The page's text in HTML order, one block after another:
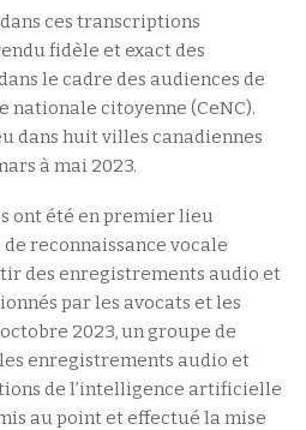
ces transcriptions
fidèle et exact des
le cadre des audiences de
nationale citoyenne (CeNC).
dans huit villes canadiennes
à mai 2023.
ont été en premier lieu
reconnaissance vocale
des enregistrements audio et
par les avocats et les
2023, un groupe de
enregistrements audio et
de l’intelligence artificielle
au point et effectué la mise